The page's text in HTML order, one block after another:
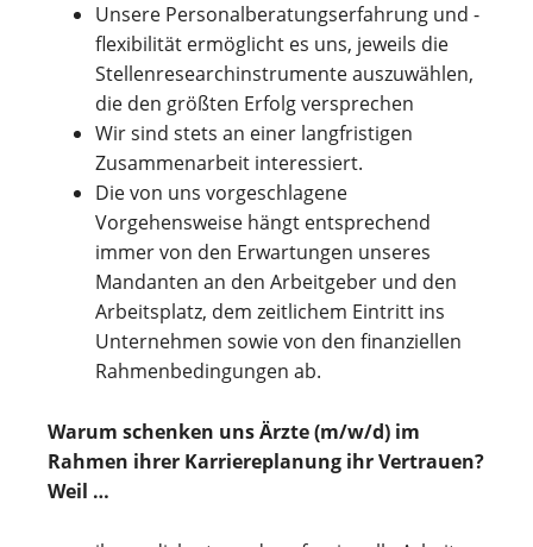
Unsere Personalberatungserfahrung und -
flexibilität ermöglicht es uns, jeweils die
Stellenresearchinstrumente auszuwählen,
die den größten Erfolg versprechen
Wir sind stets an einer langfristigen
Zusammenarbeit interessiert.
Die von uns vorgeschlagene
Vorgehensweise hängt entsprechend
immer von den Erwartungen unseres
Mandanten an den Arbeitgeber und den
Arbeitsplatz, dem zeitlichem Eintritt ins
Unternehmen sowie von den finanziellen
Rahmenbedingungen ab.
Warum schenken uns Ärzte (m/w/d) im
Rahmen ihrer Karriereplanung ihr Vertrauen?
Weil …